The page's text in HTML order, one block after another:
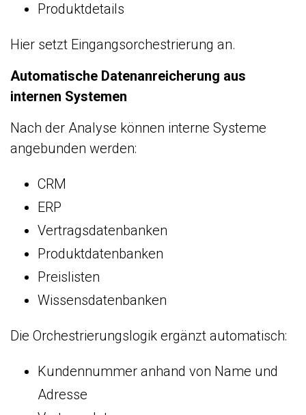
Produktdetails
Hier setzt Eingangsorchestrierung an.
Automatische Datenanreicherung aus
internen Systemen
Nach der Analyse können interne Systeme
angebunden werden:
CRM
ERP
Vertragsdatenbanken
Produktdatenbanken
Preislisten
Wissensdatenbanken
Die Orchestrierungslogik ergänzt automatisch:
Kundennummer anhand von Name und
Adresse